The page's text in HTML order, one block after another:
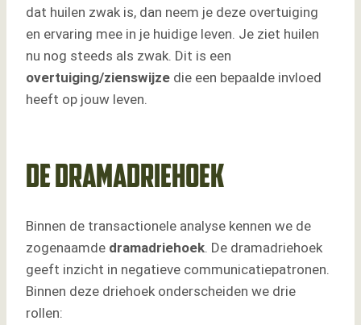
dat huilen zwak is, dan neem je deze overtuiging
en ervaring mee in je huidige leven. Je ziet huilen
nu nog steeds als zwak. Dit is een
overtuiging/zienswijze die een bepaalde invloed
heeft op jouw leven.
De dramadriehoek
Binnen de transactionele analyse kennen we de
zogenaamde dramadriehoek. De dramadriehoek
geeft inzicht in negatieve communicatiepatronen.
Binnen deze driehoek onderscheiden we drie
rollen: